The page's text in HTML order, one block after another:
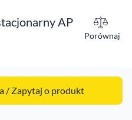
AP
Porównaj
/ Zapytaj o produkt